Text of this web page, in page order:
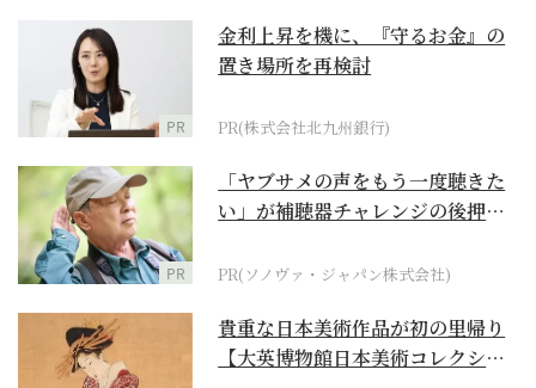
PR
金利上昇を機に、『守るお金』の
置き場所を再検討
PR(株式会社北九州銀行)
PR
「ヤブサメの声をもう一度聴きた
い」が補聴器チャレンジの後押し
PR(ソノヴァ・ジャパン株式会社)
貴重な日本美術作品が初の里帰り
【大英博物館日本美術コレクショ